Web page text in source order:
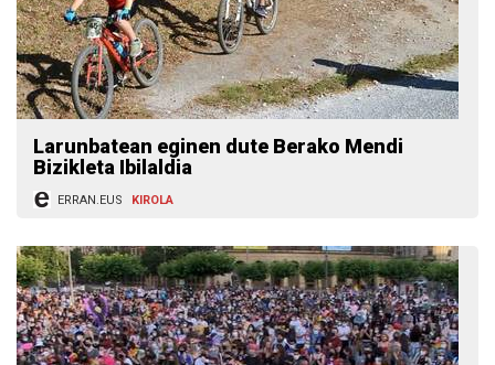
Larunbatean eginen dute Berako Mendi
Bizikleta Ibilaldia
ERRAN.EUS KIROLA